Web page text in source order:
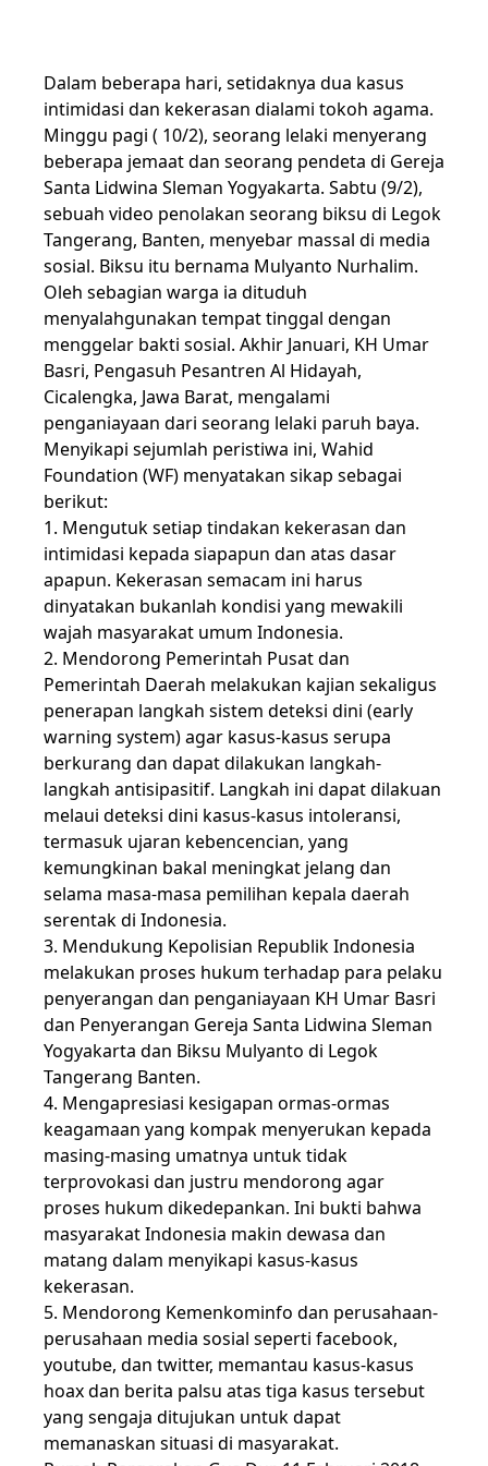
Dalam beberapa hari, setidaknya dua kasus
intimidasi dan kekerasan dialami tokoh agama.
Minggu pagi ( 10/2), seorang lelaki menyerang
beberapa jemaat dan seorang pendeta di Gereja
Santa Lidwina Sleman Yogyakarta. Sabtu (9/2),
sebuah video penolakan seorang biksu di Legok
Tangerang, Banten, menyebar massal di media
sosial. Biksu itu bernama Mulyanto Nurhalim.
Oleh sebagian warga ia dituduh
menyalahgunakan tempat tinggal dengan
menggelar bakti sosial. Akhir Januari, KH Umar
Basri, Pengasuh Pesantren Al Hidayah,
Cicalengka, Jawa Barat, mengalami
penganiayaan dari seorang lelaki paruh baya.
Menyikapi sejumlah peristiwa ini, Wahid
Foundation (WF) menyatakan sikap sebagai
berikut:
1. Mengutuk setiap tindakan kekerasan dan
intimidasi kepada siapapun dan atas dasar
apapun. Kekerasan semacam ini harus
dinyatakan bukanlah kondisi yang mewakili
wajah masyarakat umum Indonesia.
2. Mendorong Pemerintah Pusat dan
Pemerintah Daerah melakukan kajian sekaligus
penerapan langkah sistem deteksi dini (early
warning system) agar kasus-kasus serupa
berkurang dan dapat dilakukan langkah-
langkah antisipasitif. Langkah ini dapat dilakuan
melaui deteksi dini kasus-kasus intoleransi,
termasuk ujaran kebencencian, yang
kemungkinan bakal meningkat jelang dan
selama masa-masa pemilihan kepala daerah
serentak di Indonesia.
3. Mendukung Kepolisian Republik Indonesia
melakukan proses hukum terhadap para pelaku
penyerangan dan penganiayaan KH Umar Basri
dan Penyerangan Gereja Santa Lidwina Sleman
Yogyakarta dan Biksu Mulyanto di Legok
Tangerang Banten.
4. Mengapresiasi kesigapan ormas-ormas
keagamaan yang kompak menyerukan kepada
masing-masing umatnya untuk tidak
terprovokasi dan justru mendorong agar
proses hukum dikedepankan. Ini bukti bahwa
masyarakat Indonesia makin dewasa dan
matang dalam menyikapi kasus-kasus
kekerasan.
5. Mendorong Kemenkominfo dan perusahaan-
perusahaan media sosial seperti facebook,
youtube, dan twitter, memantau kasus-kasus
hoax dan berita palsu atas tiga kasus tersebut
yang sengaja ditujukan untuk dapat
memanaskan situasi di masyarakat.